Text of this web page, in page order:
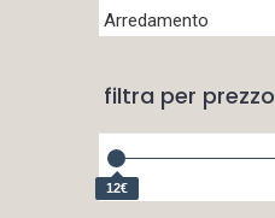
Arredamento
filtra per prezzo
12€